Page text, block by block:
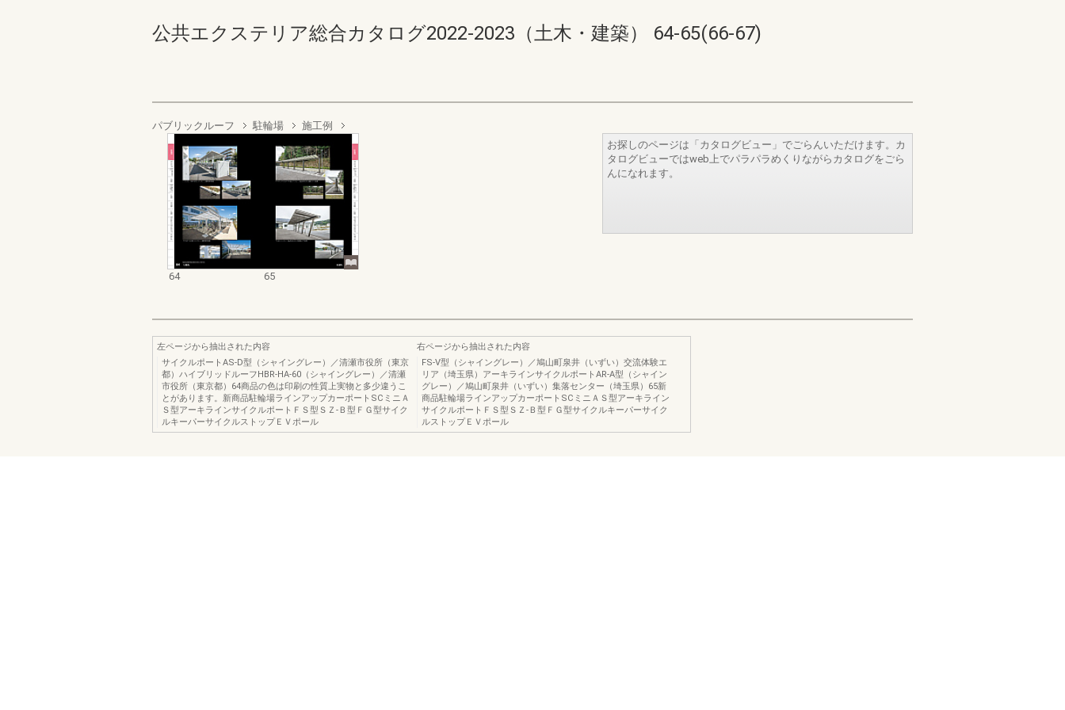
公共エクステリア総合カタログ2022-2023（土木・建築） 64-65(66-67)
パブリックルーフ 駐輪場 施工例
64 65
お探しのページは「カタログビュー」でごらんいただけます。カ
タログビューではweb上でパラパラめくりながらカタログをごら
んになれます。
左ページから抽出された内容
サイクルポートAS-D型（シャイングレー）／清瀬市役所（東京
都）ハイブリッドルーフHBR-HA-60（シャイングレー）／清瀬
市役所（東京都）64商品の色は印刷の性質上実物と多少違うこ
とがあります。新商品駐輪場ラインアップカーポートSCミニＡ
Ｓ型アーキラインサイクルポートＦＳ型ＳＺ-Ｂ型ＦＧ型サイク
ルキーパーサイクルストップＥＶポール
右ページから抽出された内容
FS-V型（シャイングレー）／鳩山町泉井（いずい）交流体験エ
リア（埼玉県）アーキラインサイクルポートAR-A型（シャイン
グレー）／鳩山町泉井（いずい）集落センター（埼玉県）65新
商品駐輪場ラインアップカーポートSCミニＡＳ型アーキライン
サイクルポートＦＳ型ＳＺ-Ｂ型ＦＧ型サイクルキーパーサイク
ルストップＥＶポール